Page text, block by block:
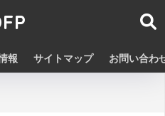
報 サイトマップ お問い合わ